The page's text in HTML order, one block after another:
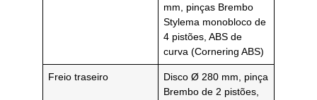
mm, pinças Brembo
Stylema monobloco de
4 pistões, ABS de
curva (Cornering ABS)
Freio traseiro
Disco Ø 280 mm, pinça
Brembo de 2 pistões,